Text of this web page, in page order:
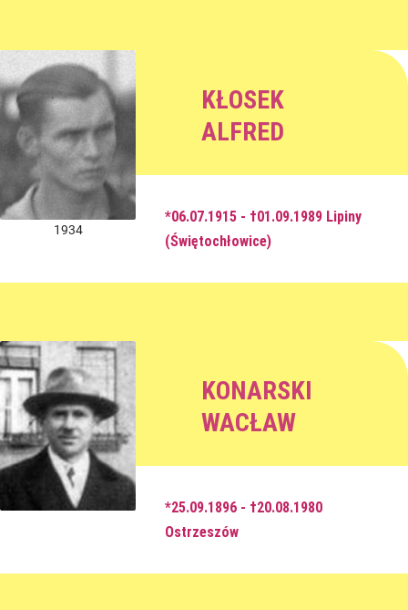
1934
KŁOSEK
ALFRED
*06.07.1915 - †01.09.1989 Lipiny
(Świętochłowice)
KONARSKI
WACŁAW
*25.09.1896 - †20.08.1980
Ostrzeszów